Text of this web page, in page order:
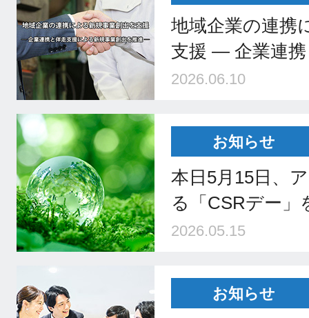
地域企業の連携
支援 ― 企業連
2026.06.10
お知らせ
本日5月15日、
る「CSRデー
2026.05.15
お知らせ